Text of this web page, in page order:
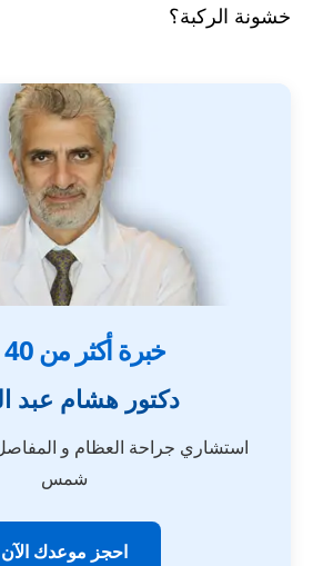
خشونة الركبة؟
خبرة أكثر من 40 عام
دكتور هشام عبد
استشاري جراحة العظام و
شمس
احجز موعدك الآن